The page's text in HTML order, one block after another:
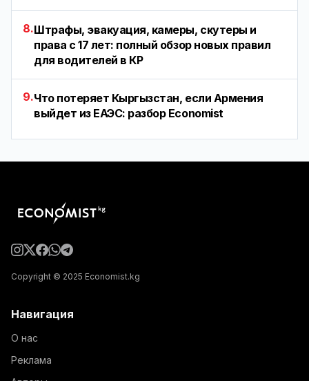
8.Штрафы, эвакуация, камеры, скутеры и
права с 17 лет: полный обзор новых правил
для водителей в КР
9.Что потеряет Кыргызстан, если Армения
выйдет из ЕАЭС: разбор Economist
Copyright © 2025 Economist.kg
Навигация
О нас
Реклама